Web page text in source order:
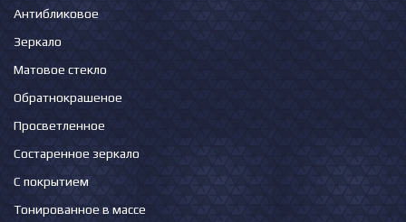
Антибликовое
Зеркало
Матовое стекло
Обратнокрашеное
Просветленное
Состаренное зеркало
С покрытием
Тонированное в массе